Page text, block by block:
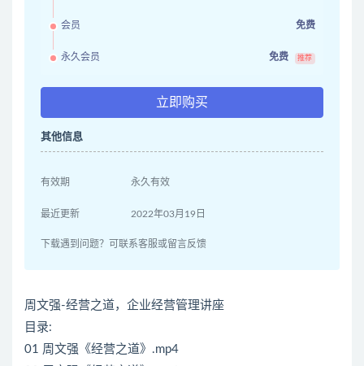
会员 免费
永久会员 免费 推荐
立即购买
其他信息
有效期 永久有效
最近更新 2022年03月19日
下载遇到问题？可联系客服或留言反馈
周文强-经营之道，企业经营管理讲座
目录:
01 周文强《经营之道》.mp4